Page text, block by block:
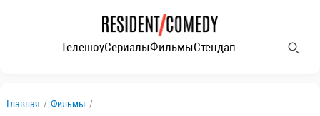
ТелешоуСериалыФильмыСтендап
Главная / Фильмы /